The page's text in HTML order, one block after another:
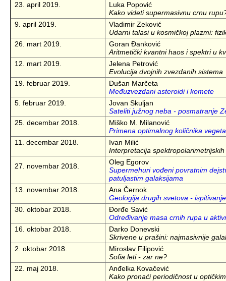
23. april 2019.
Luka Popović
Kako videti supermasivnu crnu
9. april 2019.
Vladimir Zeković
Udarni talasi u kosmičkoj plazmi:
26. mart 2019.
Goran Ðanković
Aritmetički kvantni haos i spektri u
12. mart 2019.
Jelena Petrović
Evolucija dvojnih zvezdanih sistema
19. februar 2019.
Dušan Marčeta
Međuzvezdani asteroidi i komete
5. februar 2019.
Jovan Skuljan
Sateliti južnog neba - posmatranje
25. decembar 2018.
Miško M. Milanović
Primena optimalnog količnika
11. decembar 2018.
Ivan Milić
Interpretacija
27. novembar 2018.
Oleg Egorov
Supermehuri vođeni povratnim
patuljastim galaksijama
13. novembar 2018.
Ana Černok
Geologija drugih svetova -
30. oktobar 2018.
Đorđe Savić
Određivanje masa crnih rupa u
16. oktobar 2018.
Darko Donevski
Skrivene u prašini: najmasivnije
2. oktobar 2018.
Miroslav Filipović
Sofia leti - zar ne?
22. maj 2018.
Anđelka Kovačević
Kako pronaći periodičnost u